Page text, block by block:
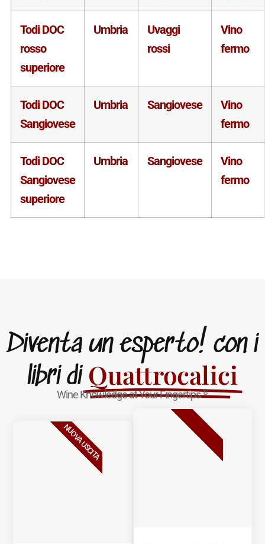
Todi DOC
rosso
superiore
Umbria
Uvaggi
rossi
Vino
fermo
Todi DOC
Sangiovese
Umbria Sangiovese
Vino
fermo
Todi DOC
Sangiovese
superiore
Umbria Sangiovese
Vino
fermo
Diventa un esperto! con i
libri di Quattrocalici
Wine Knowledge at Your Fingertips®
NUOVA USCITA BESTSELLER